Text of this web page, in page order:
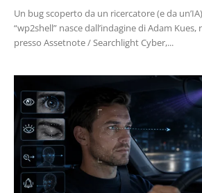
Un bug scoperto da un ricercatore (e da un’IA) La vulnerabilità
“wp2shell” nasce dall’indagine di Adam
presso Assetnote / Searchlight Cyber,...